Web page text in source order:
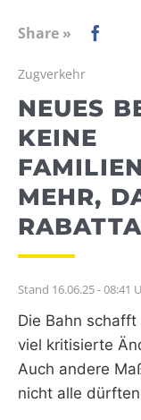
WEBRADIO
Share »
Zugverkehr
NEUES
KEINE
MEHR,
Stand 16.06.25 - 08:41
Die Bahn
viel kritisierte
Auch andere
nicht alle